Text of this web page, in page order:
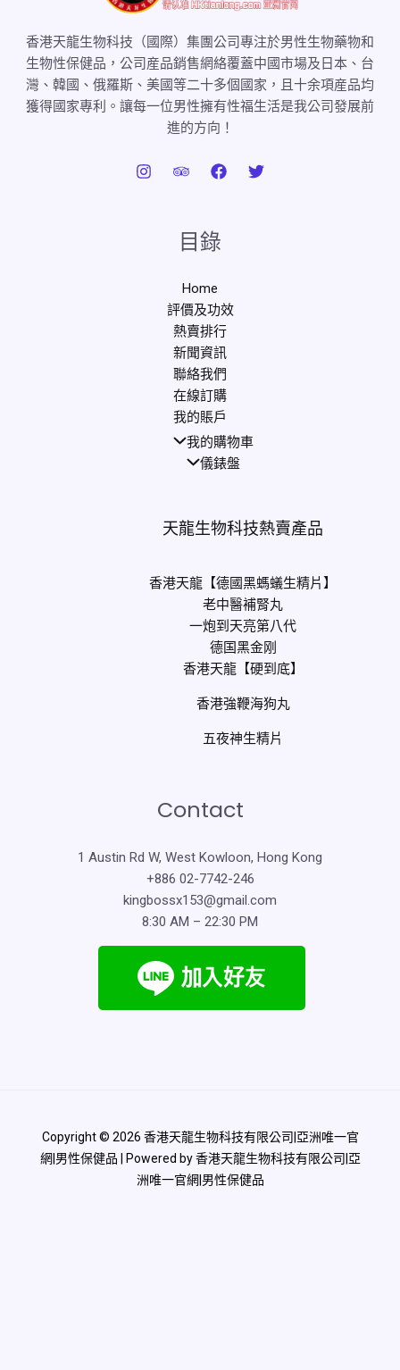
香港天龍生物科技（國際）集團公司專注於男性生物藥物和
生物性保健品，公司産品銷售網絡覆蓋中國市場及日本、台
灣、韓國、俄羅斯、美國等二十多個國家，且十余項産品均
獲得國家專利。讓每一位男性擁有性福生活是我公司發展前
進的方向！
目錄
Home
評價及功效
熱賣排行
新聞資訊
聯絡我們
在線訂購
我的賬戶
我的購物車
儀錶盤
天龍生物科技熱賣產品
香港天龍【德國黑螞蟻生精片】
老中醫補腎丸
一炮到天亮第八代
德国黑金刚
香港天龍【硬到底】
香港強鞭海狗丸
五夜神生精片
Contact
1 Austin Rd W, West Kowloon, Hong Kong
+886 02-7742-246
kingbossx153@gmail.com
8:30 AM – 22:30 PM
Copyright © 2026 香港天龍生物科技有限公司|亞洲唯一官
網|男性保健品 | Powered by 香港天龍生物科技有限公司|亞
洲唯一官網|男性保健品